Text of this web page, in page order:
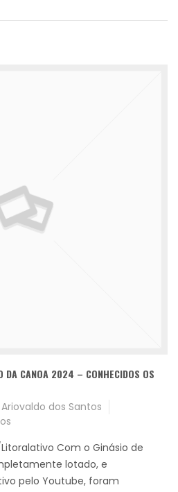
DA CANOA 2024 – CONHECIDOS OS
Ariovaldo dos Santos
Com o Ginásio de
lotado, e
pelo Youtube, foram